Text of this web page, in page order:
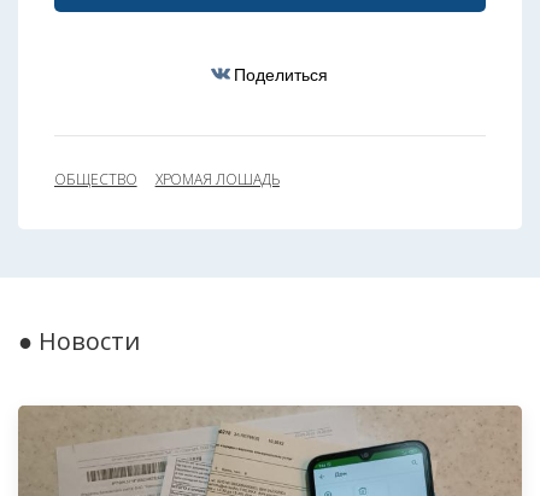
Поделиться
ОБЩЕСТВО ХРОМАЯ ЛОШАДЬ
● Новости